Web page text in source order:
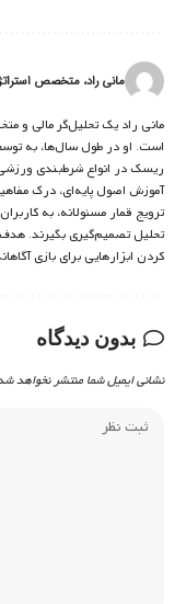
مانی راد، متخصص
مانی راد یک تحلیل‌گر مالی و
است. او در طول سال‌ها، به
ریسک در انواع شرط‌بندی ورزشی
ترویج قمار مسئولانه، به
تحلیل تصمیم‌گیری بگیرند. هدف
کردن ابزارهایی برای بازی
بدون دیدگاه
نشانی ایمیل شما منتشر نخواهد